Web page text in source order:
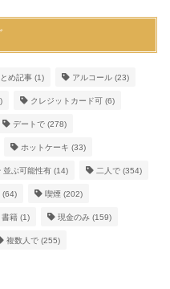
とめ記事 (1) アルコール (23)
クレジットカード可 (6)
デートで (278)
ホットケーキ (33)
並ぶ可能性有 (14) 二人で (354)
(64) 喫煙 (202)
書籍 (1) 現金のみ (159)
複数人で (255)